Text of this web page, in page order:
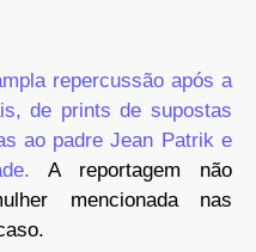
repercussão após a
de prints de supostas
ao padre Jean Patrik e
A reportagem não
mencionada nas